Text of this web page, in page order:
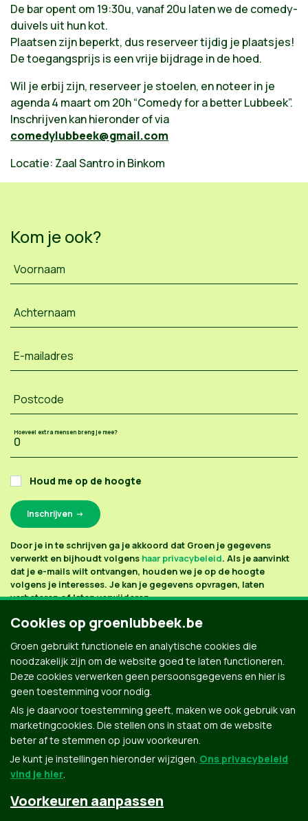
De bar opent om 19:30u, vanaf 20u laten we de comedy-
duivels uit hun kot.
Plaatsen zijn beperkt, dus reserveer tijdig je plaatsjes!
De toegangsprijs is een vrije bijdrage in de hoed.
Wil je erbij zijn, reserveer je stoelen, en noteer in je
agenda 4 maart om 20h “Comedy for a better Lubbeek”.
Inschrijven kan hieronder of via
comedylubbeek@gmail.com
Locatie: Zaal Santro in Binkom
Kom je ook?
Voornaam
Achternaam
E-mailadres
Postcode
Hoeveel extra mensen breng je mee?
Houd me op de hoogte
Door je in te schrijven ga je akkoord dat Groen je gegevens
verwerkt en bijhoudt volgens haar privacybeleid. Als je aanvinkt
dat je e-mails wilt ontvangen, houden we je op de hoogte
volgens je interesses. Je kan je gegevens opvragen, laten
verbeteren of laten verwijderen.
Groen.be
Cookies op groenlubbeek.be
Groen gebruikt functionele en analytische cookies die
noodzakelijk zijn om de website goed te laten functioneren.
Deze cookies verwerken geen persoonsgegevens en hier is
geen toestemming voor nodig.
Als je daarvoor toestemming geeft, maken we ook gebruik van
marketingcookies. Die stellen ons in staat om de website
beter af te stemmen op jouw voorkeuren.
Je kunt je instellingen hieronder wijzigen. Ons privacybeleid
vind je hier.
Voorkeuren aanpassen